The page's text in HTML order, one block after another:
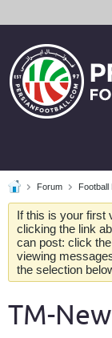
Forum Football
If this is your first
clicking the link
can post: click
viewing
the selection
TM-